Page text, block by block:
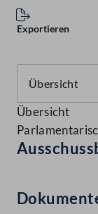
Exportieren
Übersicht